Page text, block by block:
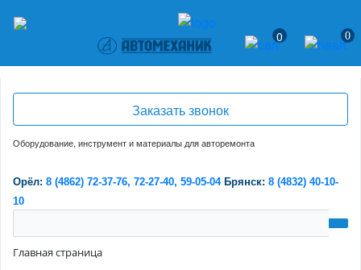
Регистрация Войти
0 0
Заказать звонок
Оборудование, инструмент и материалы для авторемонта
Орёл: 8 (4862) 72-37-76, 72-27-40, 59-05-04 Брянск: 8 (4832) 40-10-
10
Главная страница